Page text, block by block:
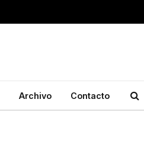
Archivo Contacto